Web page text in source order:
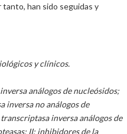
han sido seguidas y
y clínicos.
análogos de nucleósidos;
inversa no análogos de
inversa análogos de
II: inhibidores de la